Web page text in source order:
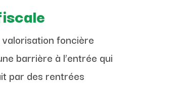
valorisation foncière
barrière à l’entrée qui
par des rentrées